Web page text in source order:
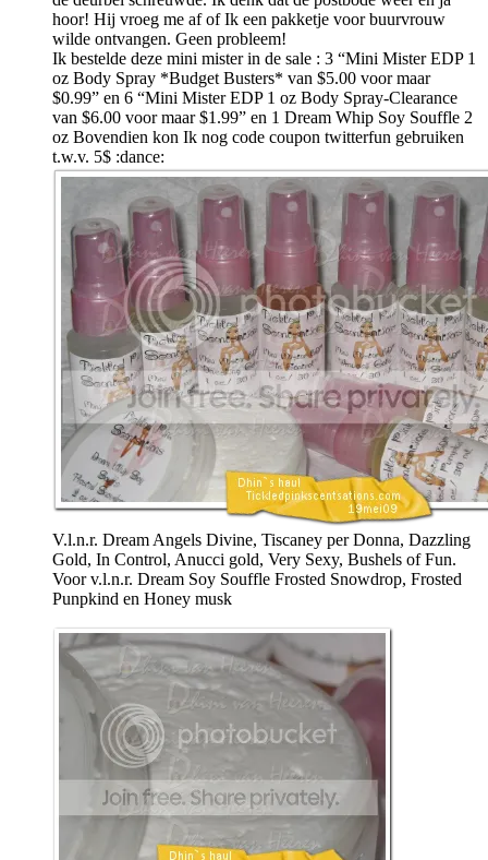
hoor! Hij vroeg me af of Ik een pakketje voor buurvrouw
wilde ontvangen. Geen probleem!
Ik bestelde deze mini mister in de sale : 3 “Mini Mister EDP 1
oz Body Spray *Budget Busters* van $5.00 voor maar
$0.99” en 6 “Mini Mister EDP 1 oz Body Spray-Clearance
van $6.00 voor maar $1.99” en 1 Dream Whip Soy Souffle 2
oz Bovendien kon Ik nog code coupon twitterfun gebruiken
t.w.v. 5$ :dance:
V.l.n.r. Dream Angels Divine, Tiscaney per Donna, Dazzling
Gold, In Control, Anucci gold, Very Sexy, Bushels of Fun.
Voor v.l.n.r. Dream Soy Souffle Frosted Snowdrop, Frosted
Punpkind en Honey musk